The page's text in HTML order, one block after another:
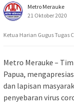
Metro Merauke
21 Oktober 2020
Ketua Harian Gugus Tugas
Metro Merauke –
Papua,
dan lapisan
penyebaran virus